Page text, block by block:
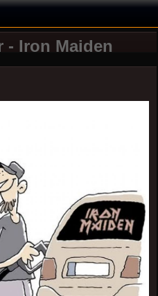
- Iron Maiden